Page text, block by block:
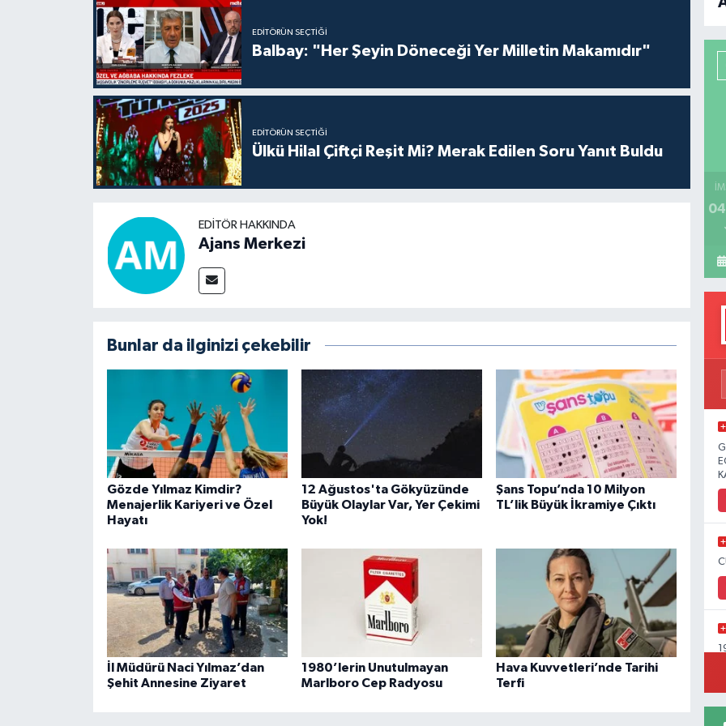
EDITÖRÜN SEÇTIĞI
Balbay: "Her Şeyin Döneceği Yer Milletin Makamıdır"
EDITÖRÜN SEÇTIĞI
Ülkü Hilal Çiftçi Reşit Mi? Merak Edilen Soru Yanıt Buldu
EDITÖR HAKKINDA
Ajans Merkezi
Bunlar da ilginizi çekebilir
Gözde Yılmaz Kimdir?
Menajerlik Kariyeri ve Özel
Hayatı
12 Ağustos'ta Gökyüzünde
Büyük Olaylar Var, Yer Çekimi
Yok!
Şans Topu’nda 10 Milyon
TL’lik Büyük İkramiye Çıktı
İl Müdürü Naci Yılmaz’dan
Şehit Annesine Ziyaret
1980’lerin Unutulmayan
Marlboro Cep Radyosu
Hava Kuvvetleri’nde Tarihi
Terfi